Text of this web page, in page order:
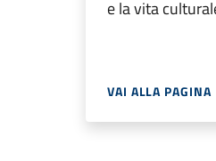
e la vita
VAI ALLA PAGINA